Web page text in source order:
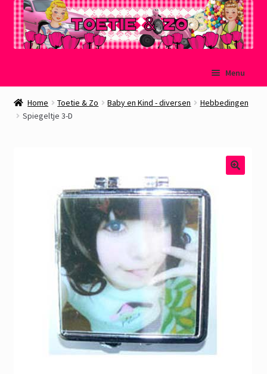
naar
navigatie
de
inhoud
Menu
Welkom
Over Toetie & Zo
Gastenboek
Home Toetie & Zo Baby en Kind - diversen
Hebbedingen
Spiegeltje 3-D